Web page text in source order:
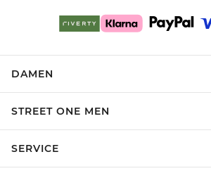
DAMEN
STREET ONE MEN
SERVICE